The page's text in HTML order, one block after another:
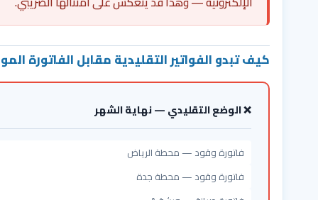
كيف تبدو الفواتير التقليدية مقابل الفاتورة
❌ الوضع التقليدي — نهاية الشهر
فاتورة وقود — محطة الرياض
فاتورة وقود — محطة جدة